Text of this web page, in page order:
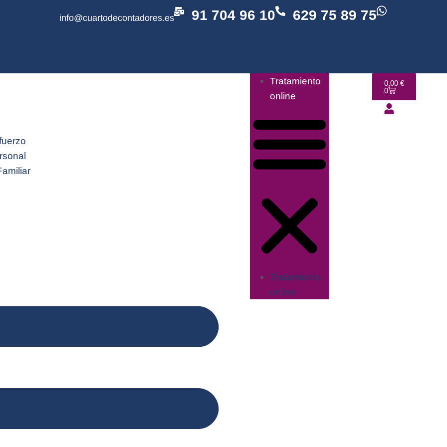
info@cuartodecontadores.es 91 704 96 10 629 75 89 75
Tratamiento
online
Tratamiento
online
0,00€
0